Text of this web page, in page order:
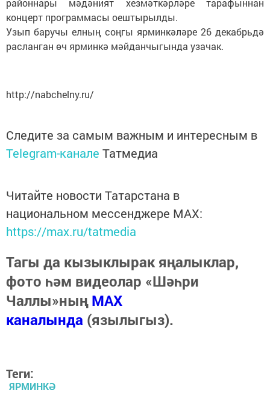
районнары мәдәният хезмәткәрләре тарафыннан
концерт программасы оештырылды.
Узып баручы елның соңгы ярминкәләре 26 декабрьдә
расланган өч ярминкә мәйданчыгында узачак.
http://nabchelny.ru/
Следите за самым важным и интересным в
Telegram-канале Татмедиа
Читайте новости Татарстана в
национальном мессенджере MАХ:
https://max.ru/tatmedia
Тагы да кызыклырак яңалыклар,
фото һәм видеолар «Шәһри
Чаллы»ныңMAX
каналында (язылыгыз).
Теги:
ЯРМИНКӘ